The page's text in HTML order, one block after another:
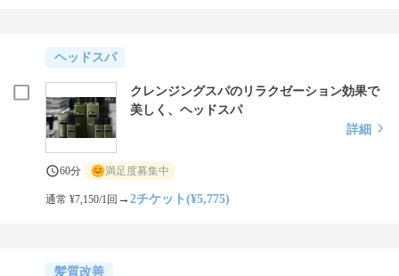
ヘッドスパ
クレンジングスパのリラクゼーション効果で
美しく、ヘッドスパ
詳細
60分 満足度募集中
通常 ¥7,150/1回 →2チケット(¥5,775)
髪質改善